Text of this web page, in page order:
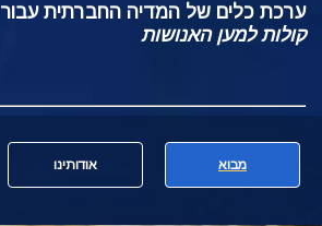
ערכת כלים של המדיה החברתית עבור
קולות למען האנושות
מבוא אודותינו